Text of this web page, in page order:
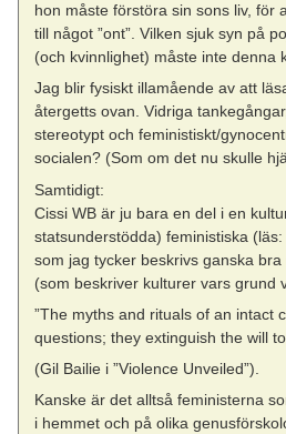
hon måste förstöra sin sons liv, för
till något ”ont”. Vilken sjuk syn på
(och kvinnlighet) måste inte denna
Jag blir fysiskt illamående av att
återgetts ovan. Vidriga
stereotypt och feministiskt/
socialen? (Som om det nu skulle
Samtidigt:
Cissi WB är ju bara en del i en
statsunderstödda) feministiska
som jag tycker beskrivs ganska
(som beskriver kulturer vars grund
”The myths and rituals of an intact
questions; they extinguish the will
(Gil Bailie i ”Violence Unveiled”).
Kanske är det alltså feministerna
i hemmet och på olika